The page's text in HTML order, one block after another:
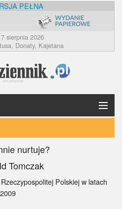
PEŁNA
sierpnia 2026
Donaty, Kajetana
nurtuje?
Tomczak
Rzeczypospolitej Polskiej w latach